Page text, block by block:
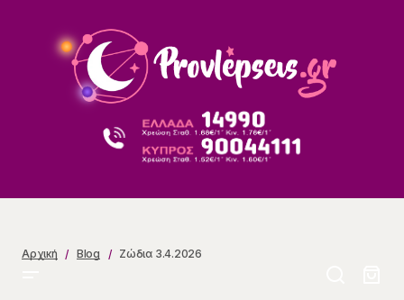
Αρχική Blog Ζώδια 3.4.2026